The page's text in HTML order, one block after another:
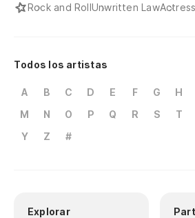
Rock and RollUnwritten Law
Todos los artistas
A B C D E F G H
M
N O P Q R S T
Y
Z #
Explorar